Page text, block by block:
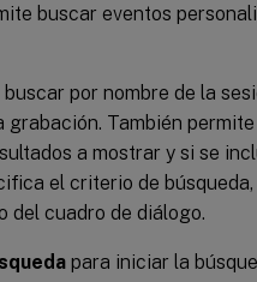
buscar eventos
por nombre de la
grabación. También
a mostrar y si se
el criterio de
del cuadro de diálogo.
para iniciar la